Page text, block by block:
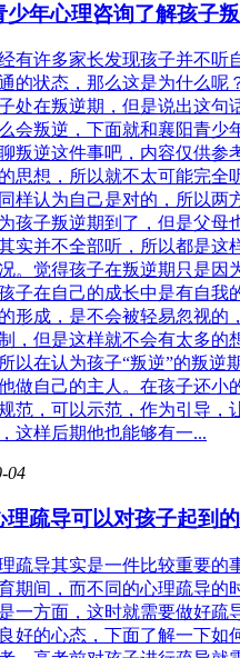
少年心理咨询了解孩子
有许多家长发现孩子并不听
的状态，那么这是为什么呢
处在叛逆期，但是说出这句
会叛逆，下面就和襄阳青少
叛逆这件事吧，内容仅供参
思想，所以就不太可能完全
样认为自己是对的，所以两
孩子叛逆期到了，但是父母
实并不全部听，所以都是这
。觉得孩子在叛逆期只是因
子在自己的成长中是有自我
形成，是不会被轻易忽视的
，但是这样就不会有太多的
以在认为孩子“叛逆”的叛逆
做自己的主人。在孩子还小
范，可以示范，作为引导，
这样后期他也能够有一...
04
理疏导可以对孩子起到
疏导其实是一件比较重要的
期间，而不同的心理疏导的
一方面，这时就需要做好疏
好的心态，下面了解一下如